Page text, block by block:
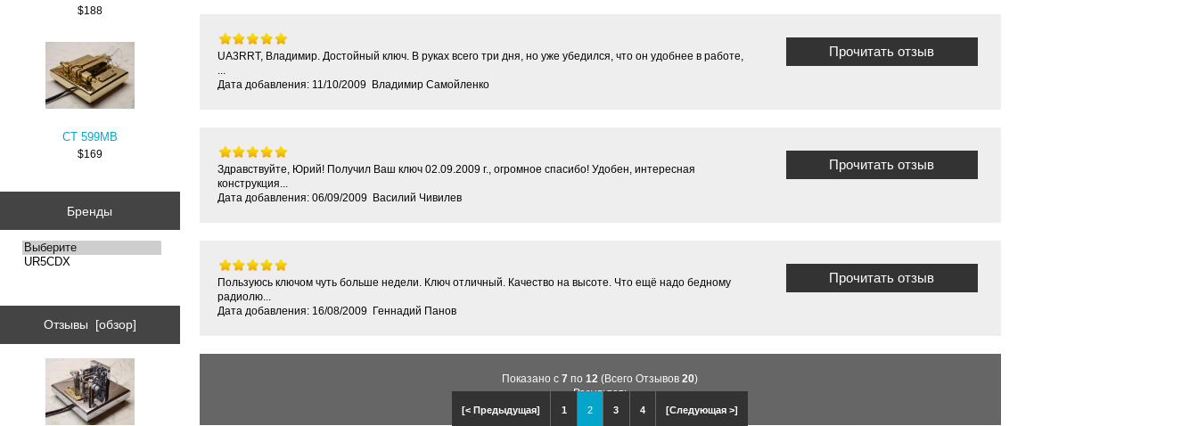
$188
CT 599MB
$169
Бренды
Отзывы [обзор]
Прочитать отзыв
UA3RRT, Владимир. Достойный ключ. В руках всего три дня, но уже убедился, что он удобнее в работе,
Дата добавления: 11/10/2009 Владимир Самойленко
Прочитать отзыв
Здравствуйте, Юрий! Получил Ваш ключ 02.09.2009 г., огромное спасибо! Удобен, интересная
конструкция...
Дата добавления: 06/09/2009 Василий Чивилев
Прочитать отзыв
Пользуюсь ключом чуть больше недели. Ключ отличный. Качество на высоте. Что ещё надо бедному
радиолю...
Дата добавления: 16/08/2009 Геннадий Панов
Показано с7 по12 (Всего Отзывов20)
Результат:
[< Предыдущая] 1 2 3 4 [Следующая >]